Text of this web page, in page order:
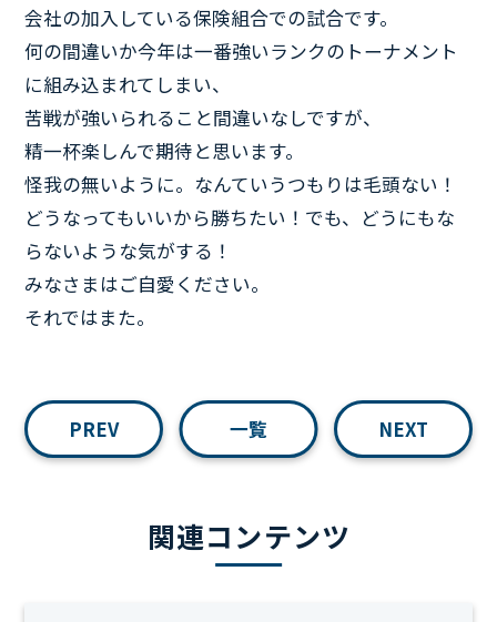
会社の加入している保険組合での試合です。
何の間違いか今年は一番強いランクのトーナメント
に組み込まれてしまい、
苦戦が強いられること間違いなしですが、
精一杯楽しんで期待と思います。
怪我の無いように。なんていうつもりは毛頭ない！
どうなってもいいから勝ちたい！でも、どうにもな
らないような気がする！
みなさまはご自愛ください。
それではまた。
PREV 一覧 NEXT
関連コンテンツ